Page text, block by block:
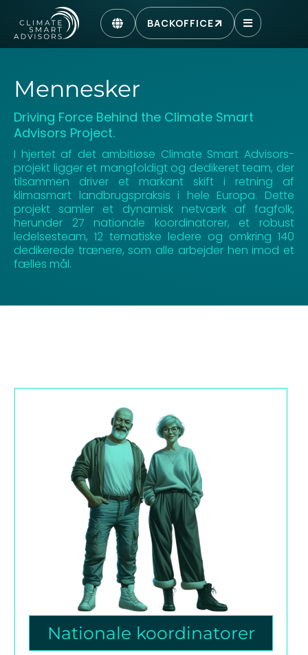
BACKOFFICE
Mennesker
Driving Force Behind the Climate Smart
Advisors Project.
I hjertet af det ambitiøse Climate Smart Advisors-
projekt ligger et mangfoldigt og dedikeret team, der
tilsammen driver et markant skift i retning af
klimasmart landbrugspraksis i hele Europa. Dette
projekt samler et dynamisk netværk af fagfolk,
herunder 27 nationale koordinatorer, et robust
ledelsesteam, 12 tematiske ledere og omkring 140
dedikerede trænere, som alle arbejder hen imod et
fælles mål.
Nationale koordinatorer